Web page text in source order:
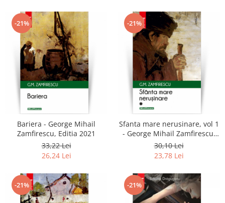
-21%
Bariera - George Mihail
Zamfirescu, Editia 2021
33,22 Lei
26,24 Lei
-21%
Sfanta mare nerusinare, vol 1
- George Mihail Zamfirescu,
Editia 2021
30,10 Lei
23,78 Lei
-21% -21%